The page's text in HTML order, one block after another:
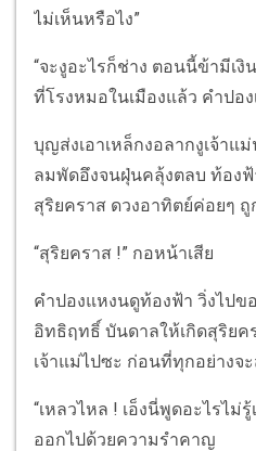
ไม่เห็นหรือไง”
“จะงูอะไรก็ช่าง ตอนนี้ข้ามีเงิ
ที่โรงหมอในเมืองแล้ว คำปอง
บุญส่งเอาเหล็กงอลากงูเจ้าแ
ลมพัดอึงจนฝุ่นคลุ้งตลบ ท้อง
สุริยคราส ดวงอาทิตย์ค่อยๆ
“สุริยคราส !” กอหน้าเสีย
คำปองแหงนดูท้องฟ้า วิ่งไปข
อิทธิฤทธิ์ บันดาลให้เกิดสุริยค
เจ้าแม่ไปซะ ก่อนที่ทุกอย่างจะ
“เหลวไหล ! เอ็งนี่พูดอะไรไม่
ออกไปด้วยความรำคาญ